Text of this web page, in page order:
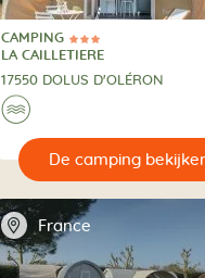
3 Sterren
CAMPING
CAMPING
LA CAILLETIERE
17550 DOLUS D'OLÉRON
🌊
📍 France